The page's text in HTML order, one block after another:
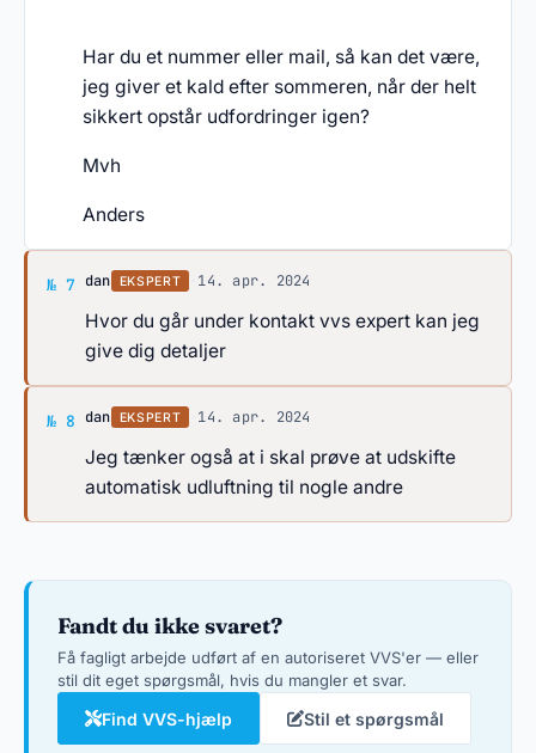
Har du et nummer eller mail, så kan det være,
jeg giver et kald efter sommeren, når der helt
sikkert opstår udfordringer igen?
Mvh
Anders
№ 7 Svar af dan
dan EKSPERT 14. apr. 2024
Hvor du går under kontakt vvs expert kan jeg
give dig detaljer
№ 8 Svar af dan
dan EKSPERT 14. apr. 2024
Jeg tænker også at i skal prøve at udskifte
automatisk udluftning til nogle andre
Fandt du ikke svaret?
Få fagligt arbejde udført af en autoriseret VVS'er — eller
stil dit eget spørgsmål, hvis du mangler et svar.
Find VVS-hjælp Stil et spørgsmål